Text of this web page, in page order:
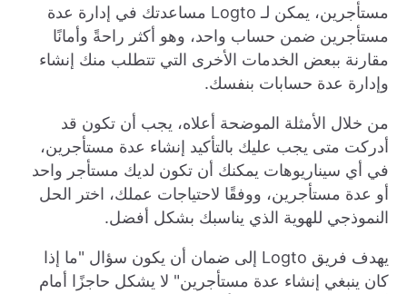
مستأجرين، يمكن لـ Logto مساعدتك في إدارة عدة
مستأجرين ضمن حساب واحد، وهو أكثر راحةً وأمانًا
مقارنة ببعض الخدمات الأخرى التي تتطلب منك إنشاء
وإدارة عدة حسابات بنفسك.
من خلال الأمثلة الموضحة أعلاه، يجب أن تكون قد
أدركت متى يجب عليك بالتأكيد إنشاء عدة مستأجرين،
في أي سيناريوهات يمكنك أن تكون لديك مستأجر واحد
أو عدة مستأجرين، ووفقًا لاحتياجات عملك، اختر الحل
النموذجي للهوية الذي يناسبك بشكل أفضل.
يهدف فريق Logto إلى ضمان أن يكون سؤال "ما إذا
كان ينبغي إنشاء عدة مستأجرين" لا يشكل حاجزًا أمام